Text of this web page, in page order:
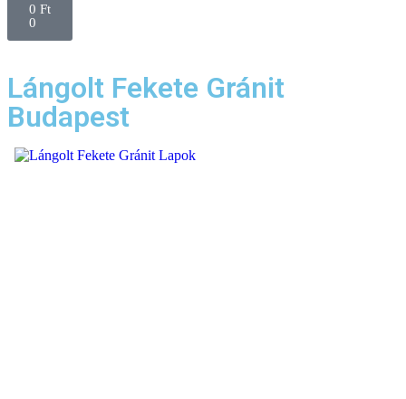
0 Ft
0
Lángolt Fekete Gránit
Budapest